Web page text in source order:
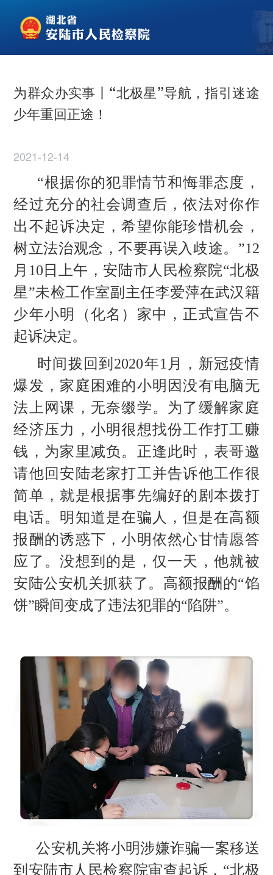
为群众办实事丨“北极星”导航，指引迷途
少年重回正途！
2021-12-14
“根据你的犯罪情节和悔罪态度 ，
经过充分的社会调查后 ，依法对你作
出不起诉决定 ，希望你能珍惜机会 ，
树立法治观念 ，不要再误入歧途。 ”12
月10 日 上午 ，安陆市人民检察院“北极
星”未检工作室副主任李爱萍在武汉籍
少年小明（化名）家中，正式宣告不
起诉决定。
时间拨回到 2020年1月，新冠疫情
爆发，家庭困难的小明因没有电脑无
法上网课，无奈缀学。为了缓解家庭
经济压力，小明很想找份工作打工赚
钱，为家里减负。正逢此时，表哥邀
请他回安陆老家打工并告诉他工作很
简单，就是根据事先编好的剧本拨打
电话。明知道是在骗人，但是在高额
报酬的诱惑下，小明依然心甘情愿答
应了。没想到的是，仅一天，他就被
安陆公安机关抓获了。高额报酬的“馅
饼”瞬间变成了违法犯罪的“陷阱”。
公安机关将小明涉嫌诈骗一案移送
到安陆市人民检察院审查起诉， “北极